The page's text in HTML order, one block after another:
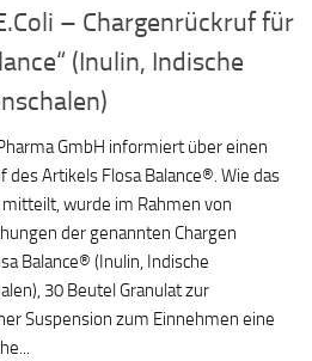
– Chargenrückruf für
(Inulin, Indische
GmbH informiert über einen
des Artikels Flosa Balance®. Wie das
wurde im Rahmen von
der genannten Chargen
Balance® (Inulin, Indische
30 Beutel Granulat zur
Suspension zum Einnehmen eine